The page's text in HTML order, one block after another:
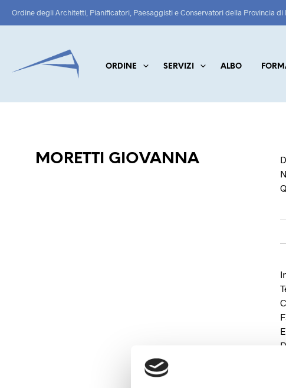
Ordine degli Architetti, Pianificatori, Paesaggisti e Conservatori della Provincia di
ORDINE SERVIZI ALBO
MORETTI GIOVANNA